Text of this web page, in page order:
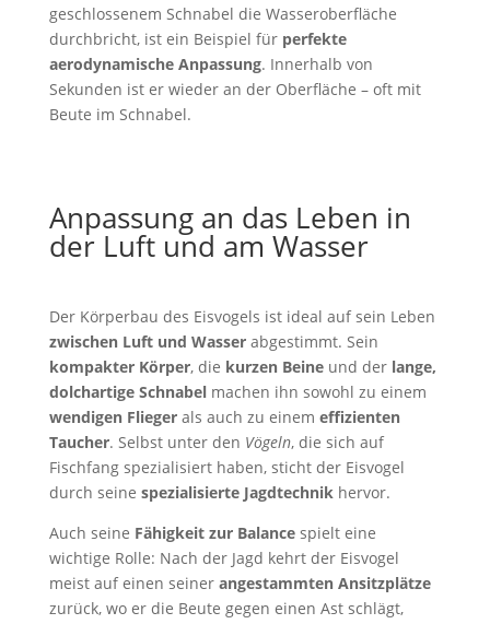
geschlossenem Schnabel die Wasseroberfläche
durchbricht, ist ein Beispiel für perfekte
aerodynamische Anpassung. Innerhalb von
Sekunden ist er wieder an der Oberfläche – oft mit
Beute im Schnabel.
Anpassung an das Leben in
der Luft und am Wasser
Der Körperbau des Eisvogels ist ideal auf sein Leben
zwischen Luft und Wasserabgestimmt. Sein
kompakter Körper, die kurzen Beineund der lange,
dolchartige Schnabelmachen ihn sowohl zu einem
wendigen Fliegerals auch zu einem effizienten
Taucher. Selbst unter den Vögeln, die sich auf
Fischfang spezialisiert haben, sticht der Eisvogel
durch seine spezialisierte Jagdtechnikhervor.
Auch seine Fähigkeit zur Balancespielt eine
wichtige Rolle: Nach der Jagd kehrt der Eisvogel
meist auf einen seiner angestammten Ansitzplätze
zurück, wo er die Beute gegen einen Ast schlägt,